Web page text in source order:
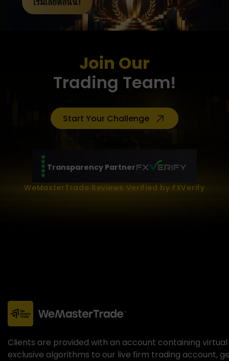
Join Our
Trading Team!
Start Your Challenge
Transparency Partner
WeMasterTrade Reviews Verified by FXVerify
Clients are provided with an account containing
exclusive algorithms to our live firm trading account,